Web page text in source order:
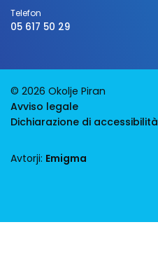
Telefon
05 617 50 29
© 2026 Okolje Piran
Avviso legale
Dichiarazione di accessibilità
Avtorji: Emigma